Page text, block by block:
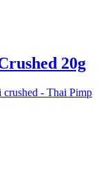
20g
- Thai Pimp